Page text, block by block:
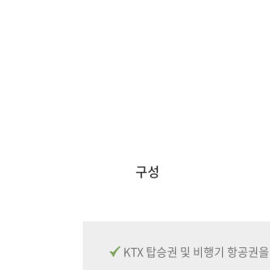
구성
KTX 탑승권 및 비행기 항공권